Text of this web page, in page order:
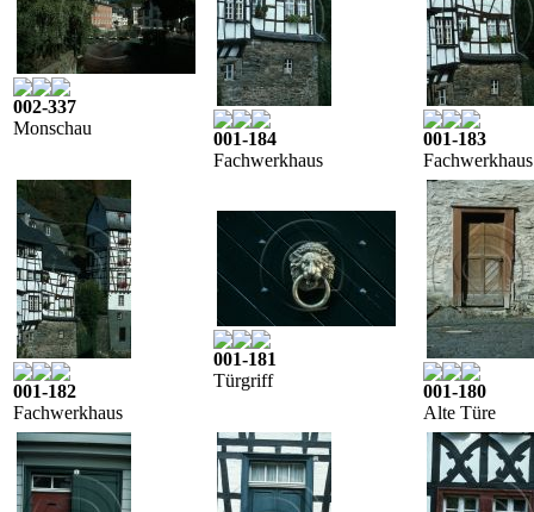
002-337
Monschau
001-184
Fachwerkhaus
001-183
Fachwerkhaus
001-182
Fachwerkhaus
001-181
Türgriff
001-180
Alte Türe